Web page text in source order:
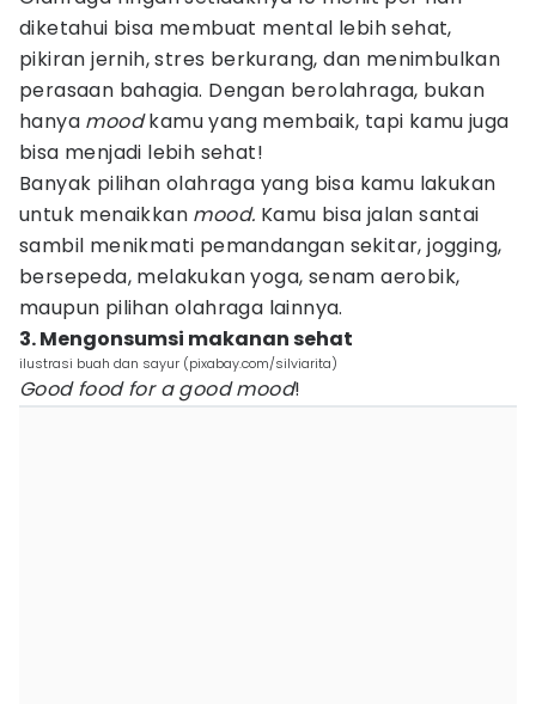
diketahui bisa membuat mental lebih sehat,
pikiran jernih, stres berkurang, dan menimbulkan
perasaan bahagia. Dengan berolahraga, bukan
hanya moodkamu yang membaik, tapi kamu juga
bisa menjadi lebih sehat!
Banyak pilihan olahraga yang bisa kamu lakukan
untuk menaikkan mood. Kamu bisa jalan santai
sambil menikmati pemandangan sekitar, jogging,
bersepeda, melakukan yoga, senam aerobik,
maupun pilihan olahraga lainnya.
3. Mengonsumsi makanan sehat
ilustrasi buah dan sayur (pixabay.com/silviarita)
Good food for a good mood!